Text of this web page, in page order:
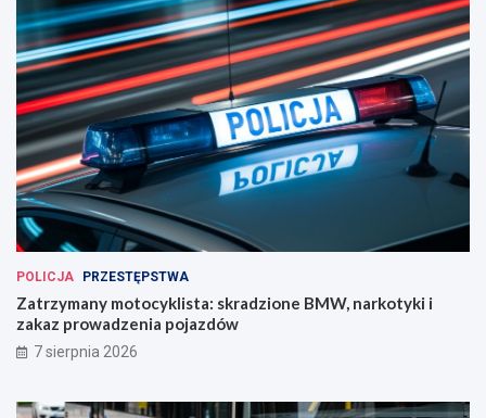
POLICJA PRZESTĘPSTWA
Zatrzymany motocyklista: skradzione BMW, narkotyki i
zakaz prowadzenia pojazdów
7 sierpnia 2026